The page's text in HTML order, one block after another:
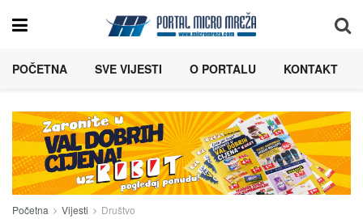
POČETNA SVE VIJESTI O PORTALU KONTAKT
Početna Vijesti Društvo